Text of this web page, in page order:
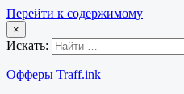
Перейти к содержимому
×
Искать:
Офферы Traff.ink